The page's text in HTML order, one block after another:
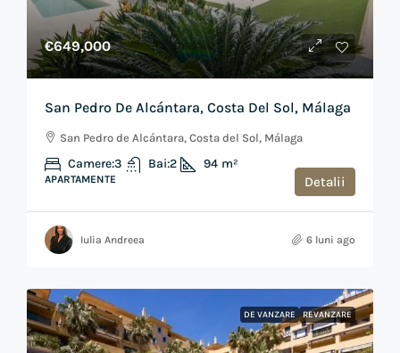
€649,000
San Pedro De Alcántara, Costa Del Sol, Málaga
San Pedro de Alcántara, Costa del Sol, Málaga
Camere:3 Bai:2 94 m²
APARTAMENTE Detalii
Iulia Andreea 6 luni ago
DE VANZARE REVANZARE